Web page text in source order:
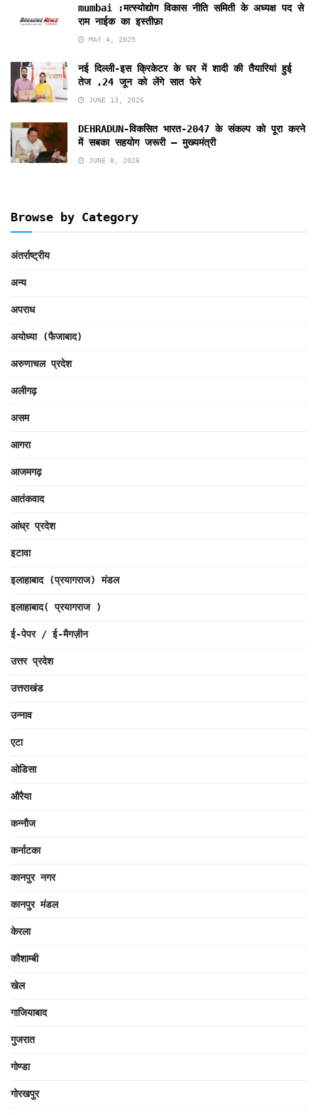
mumbai :मत्स्योद्योग विकास नीति समिती के अध्यक्ष पद से
राम नाईक का इस्तीफ़ा
MAY 4, 2025
नई दिल्ली-इस क्रिकेटर के घर में शादी की तैयारियां हुई
तेज ,24 जून को लेंगे सात फेरे
JUNE 13, 2026
DEHRADUN-विकसित भारत-2047 के संकल्प को पूरा करने
में सबका सहयोग जरूरी – मुख्यमंत्री
JUNE 8, 2026
Browse by Category
अंतर्राष्ट्रीय
अन्य
अपराध
अयोध्या (फैजाबाद)
अरुणाचल प्रदेश
अलीगढ़
असम
आगरा
आजमगढ़
आतंकवाद
आंध्र प्रदेश
इटावा
इलाहाबाद (प्रयागराज) मंडल
इलाहाबाद( प्रयागराज )
ई-पेपर / ई-मैगज़ीन
उत्तर प्रदेश
उत्तराखंड
उन्नाव
एटा
ओडिसा
औरैया
कन्नौज
कर्नाटका
कानपुर नगर
कानपुर मंडल
केरला
कौशाम्बी
खेल
गाजियाबाद
गुजरात
गोण्डा
गोरखपुर